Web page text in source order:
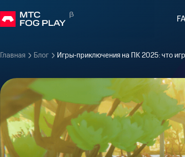
Главная Блог Игры‑приключения на ПК 2025: что